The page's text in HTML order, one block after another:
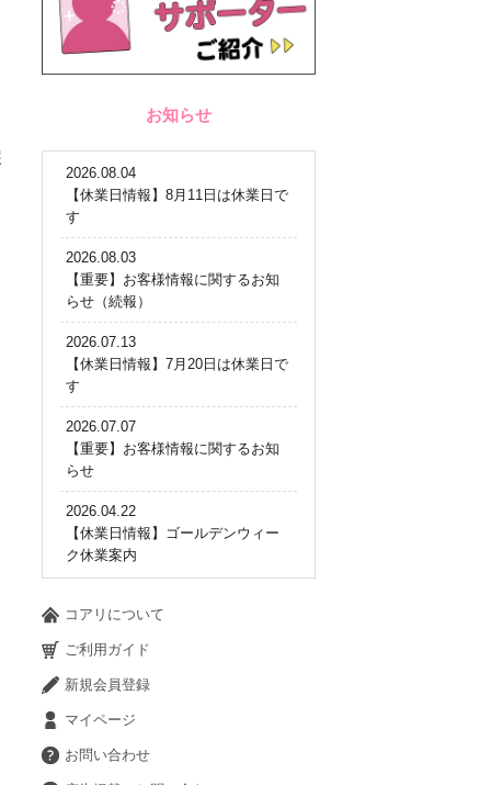
お知らせ
2026.08.04
【休業日情報】8月11日は休業日で
す
2026.08.03
【重要】お客様情報に関するお知
らせ（続報）
2026.07.13
【休業日情報】7月20日は休業日で
す
2026.07.07
【重要】お客様情報に関するお知
らせ
2026.04.22
【休業日情報】ゴールデンウィー
ク休業案内
コアリについて
ご利用ガイド
新規会員登録
マイページ
お問い合わせ